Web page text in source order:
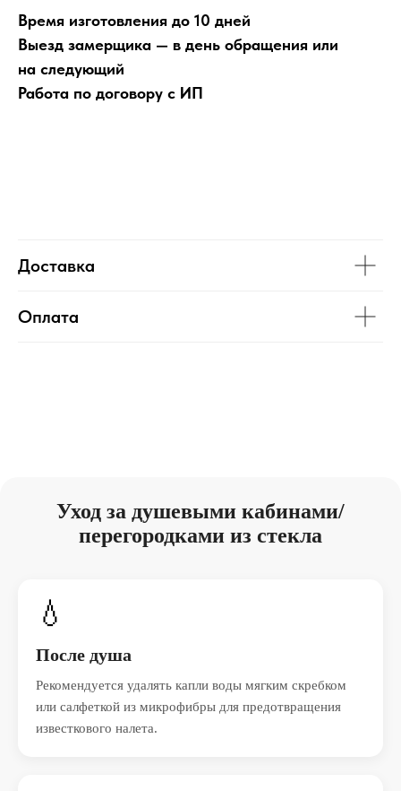
Время изготовления до 10 дней
Выезд замерщика — в день обращения или
на следующий
Работа по договору с ИП
Доставка
Оплата
Уход за душевыми кабинами/
перегородками из стекла
💧
После душа
Рекомендуется удалять капли воды мягким скребком
или салфеткой из микрофибры для предотвращения
известкового налета.